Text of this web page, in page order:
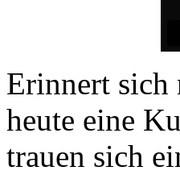
Erinnert sich
heute eine
trauen sich